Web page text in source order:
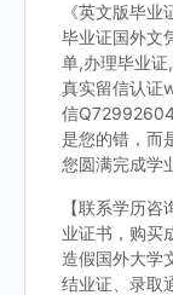
《英文版毕
毕业证国外文
单,办理毕业
真实留信认证
信
是您的错，而
您圆满完成学
【联系学历
业证书，购买
造假国外大学
结业证、录取